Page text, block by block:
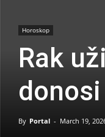
Horoskop
Rak
By Portal - March 19,